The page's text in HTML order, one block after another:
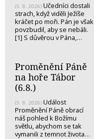
(5. 8. 2026) Učedníci dostali
strach, když viděli Ježíše
kráčet po moři. Pán je však
povzbudil, aby se nebáli.
[1] S důvěrou v Pána,…
Proměnění Páně
na hoře Tábor
(6.8.)
(5. 8. 2026) Událost
Proměnění Páně obrací
náš pohled k Božímu
světlu, abychom se tak
vymanili z temnot života…